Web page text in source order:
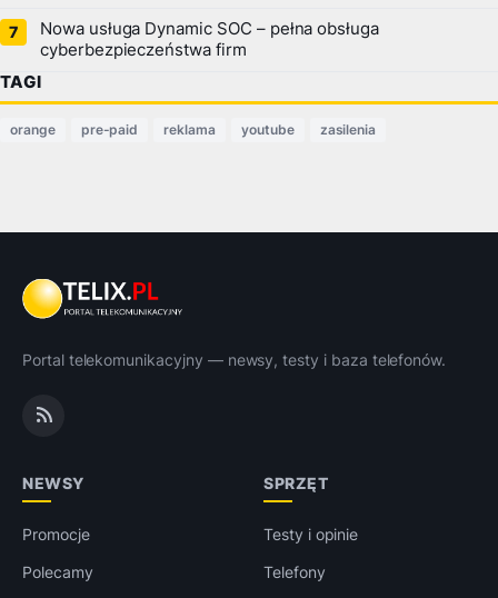
Nowa usługa Dynamic SOC – pełna obsługa
cyberbezpieczeństwa firm
TAGI
orange pre-paid reklama youtube zasilenia
Portal telekomunikacyjny — newsy, testy i baza telefonów.
NEWSY
Promocje
Polecamy
SPRZĘT
Testy i opinie
Telefony